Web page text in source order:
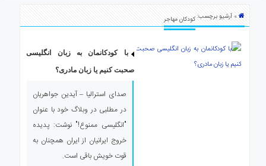
جشن» آرشیو برچسب:کودکان مهاجر
با کودکانمان به زبان انگلیسی
صحبت کنیم یا زبان مادری؟
صدای استرالیا – آیدین جواهریان
در مطلبی در وبلاگ خود با عنوان
"انگلیسی ممنوع!" نوشت: پدیده
خروج ایرانیان از ایران همچنان به
قوت خویش باقی است.